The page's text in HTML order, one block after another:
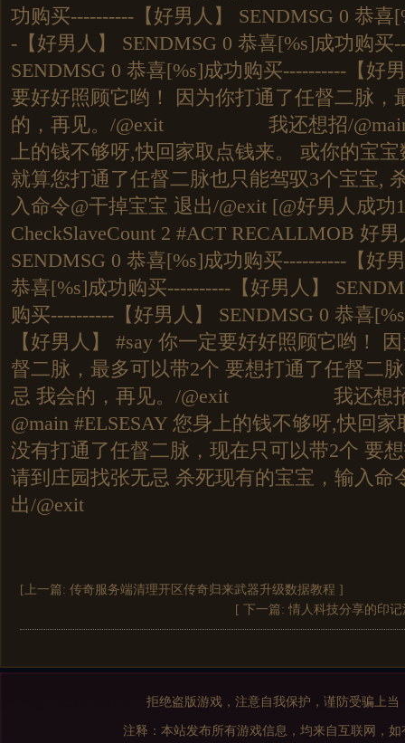
功购买----------【好男人】 SENDMSG 0 恭喜
-【好男人】 SENDMSG 0 恭喜[%s]成功购买
SENDMSG 0 恭喜[%s]成功购买----------【好
要好好照顾它哟！ 因为你打通了任督二脉，
的，再见。/@exit 我还想招/@main
上的钱不够呀,快回家取点钱来。 或你的宝
就算您打通了任督二脉也只能驾驭3个宝宝,
入命令@干掉宝宝 退出/@exit [@好男人成功
CheckSlaveCount 2 #ACT RECALLMOB 好男
SENDMSG 0 恭喜[%s]成功购买----------【好
恭喜[%s]成功购买----------【好男人】
购买----------【好男人】 SENDMSG 0 恭喜
【好男人】 #say 你一定要好好照顾它哟！
督二脉，最多可以带2个 要想打通了任督二
忌 我会的，再见。/@exit 我还想
@main #ELSESAY 您身上的钱不够呀,快回
没有打通了任督二脉，现在只可以带2个 要
请到庄园找张无忌 杀死现有的宝宝，输入命
出/@exit
[上一篇: 传奇服务端清理开区传奇归来武器升级数据教程 ]
[ 下一篇: 情人科技分享的印
拒绝盗版游戏，注意自我保护，谨防受骗上
注释：本站发布所有游戏信息，均来自互联网，